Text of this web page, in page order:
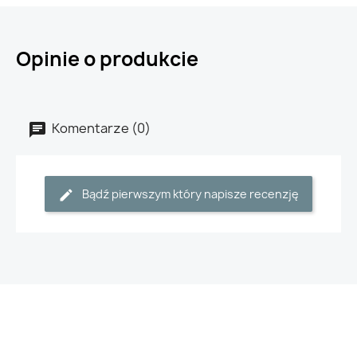
Opinie o produkcie
Komentarze (0)
Bądź pierwszym który napisze recenzję